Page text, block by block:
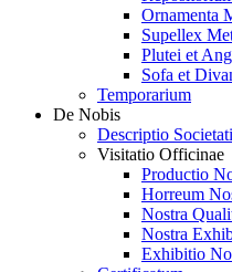
Ornamenta
Supellex
Plutei et
Sofa et
Temporarium
De Nobis
Descriptio
Visitatio Officinae
Productio
Horreum
Nostra
Nostra
Exhibitio